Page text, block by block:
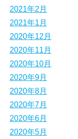
2021年2月
2021年1月
2020年12月
2020年11月
2020年10月
2020年9月
2020年8月
2020年7月
2020年6月
2020年5月